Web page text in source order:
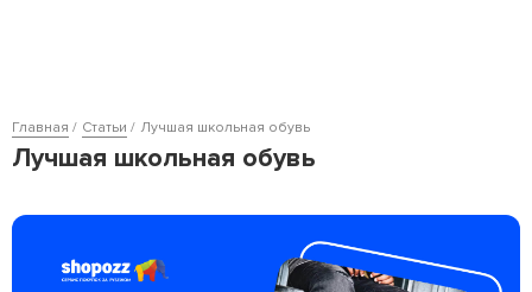
Главная Статьи Лучшая школьная обувь
Лучшая школьная обувь